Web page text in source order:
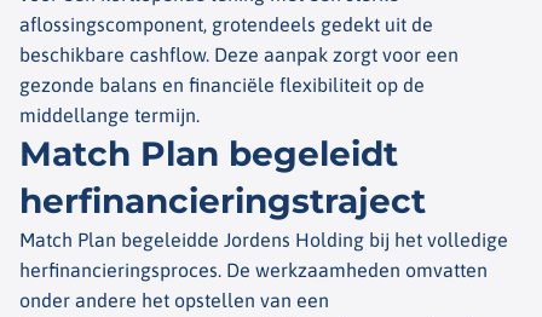
aflossingscomponent, grotendeels gedekt uit de
beschikbare cashflow. Deze aanpak zorgt voor een
gezonde balans en financiële flexibiliteit op de
middellange termijn.
Match Plan begeleidt
herfinancieringstraject
Match Plan begeleidde Jordens Holding bij het volledige
herfinancieringsproces. De werkzaamheden omvatten
onder andere het opstellen van een